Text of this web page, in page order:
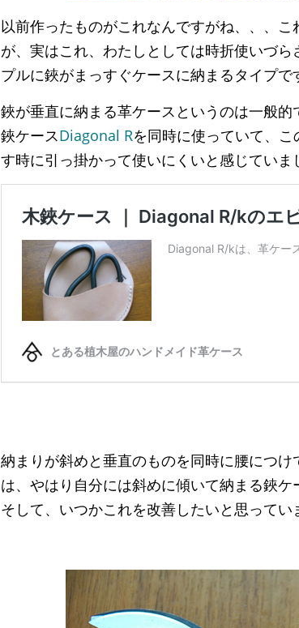
以前作ったものがこれなんですがね、、、こ
が、実はこれ、わたしとしては時折使いづら
プルに鋏がまっすぐケースに納まるタイプで
鋏が垂直に納まる革ケースというのは一般
鋏ケースDiagonal Rを同時に使っていて、
す時に引っ掛かって使いにくいと感じていま
納まりが斜めと垂直のものを同時に腰につ
は、やはり自分には斜めに傾いて納まる鋏ケ
そして、いつかこれを改善したいと思ってい